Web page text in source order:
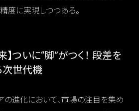
度に実現しつつある。
】ついに“脚”がつく！ 段差を
次世代機
の進化において、市場の注目を集め